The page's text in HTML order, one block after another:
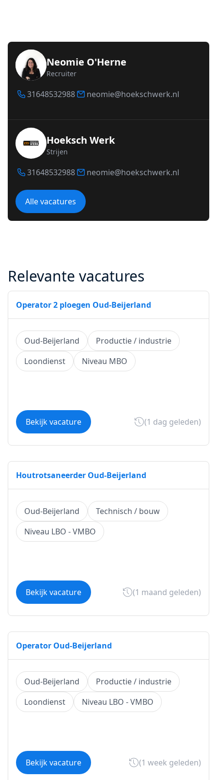
Neomie O'Herne
Recruiter
31648532988 neomie@hoekschwerk.nl
Hoeksch Werk
Strijen
31648532988 neomie@hoekschwerk.nl
Alle vacatures
Relevante vacatures
Operator 2 ploegen Oud-Beijerland
Oud-Beijerland
Productie / industrie
Loondienst
Niveau MBO
Bekijk vacature (1 dag geleden)
Houtrotsaneerder Oud-Beijerland
Oud-Beijerland
Technisch / bouw
Niveau LBO - VMBO
Bekijk vacature (1 maand geleden)
Operator Oud-Beijerland
Oud-Beijerland
Productie / industrie
Loondienst
Niveau LBO - VMBO
Bekijk vacature (1 week geleden)